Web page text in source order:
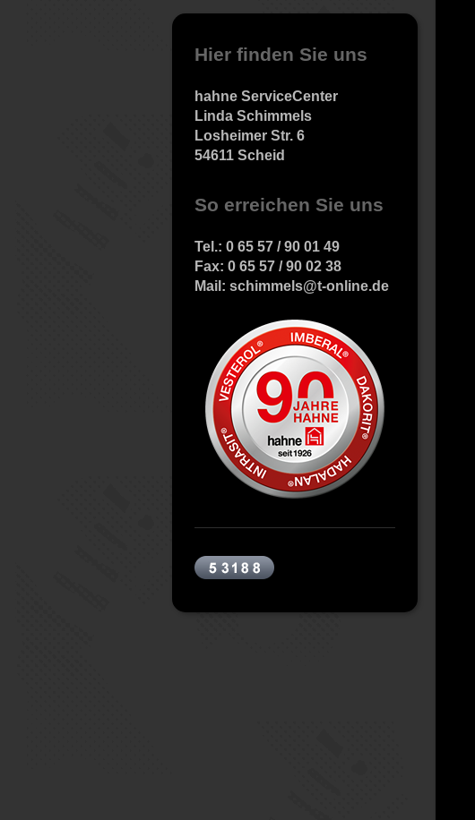
Hier finden Sie uns
hahne ServiceCenter
Linda Schimmels
Losheimer Str. 6
54611 Scheid
So erreichen Sie uns
Tel.: 0 65 57 / 90 01 49
Fax: 0 65 57 / 90 02 38
Mail: schimmels@t-online.de